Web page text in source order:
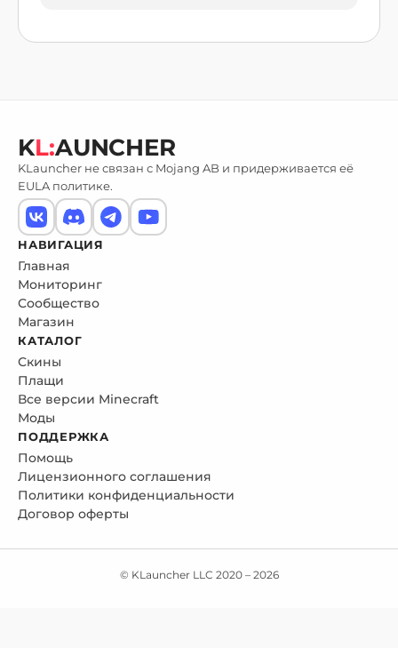
KL:AUNCHER
KLauncher не связан с Mojang AB и придерживается её
EULA политике.
НАВИГАЦИЯ
Главная
Мониторинг
Сообщество
Магазин
КАТАЛОГ
Скины
Плащи
Все версии Minecraft
Моды
ПОДДЕРЖКА
Помощь
Лицензионного соглашения
Политики конфиденциальности
Договор оферты
© KLauncher LLC 2020 – 2026